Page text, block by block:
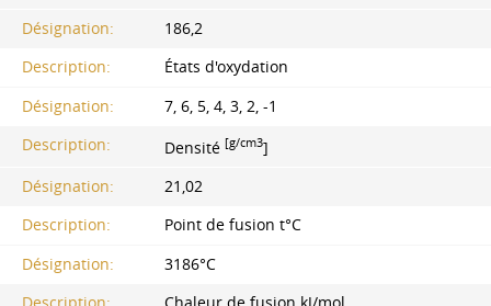
Désignation:
186,2
Description:
États d'oxydation
Désignation:
7, 6, 5, 4, 3, 2, -1
Description:
Densité [g/cm3]
Désignation:
21,02
Description:
Point de fusion t°C
Désignation:
3186°С